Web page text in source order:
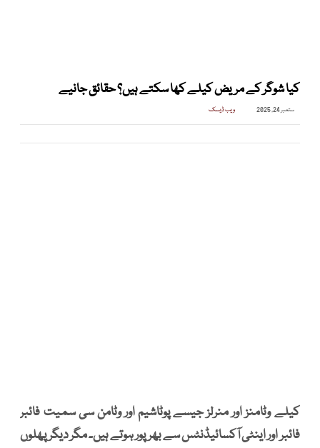
کیا شوگر کے مریض کیلے کھا سکتے ہیں؟ حقائق جانیے
ستمبر 24, 2025 ویب ڈیسک
کیلے وٹامنز اور منرلز جیسے پوٹاشیم اور وٹامن سی سمیت فائبر
فائبر اور اینٹی آکسائیڈنٹس سے بھرپور ہوتے ہیں۔ مگر دیگر پھلوں